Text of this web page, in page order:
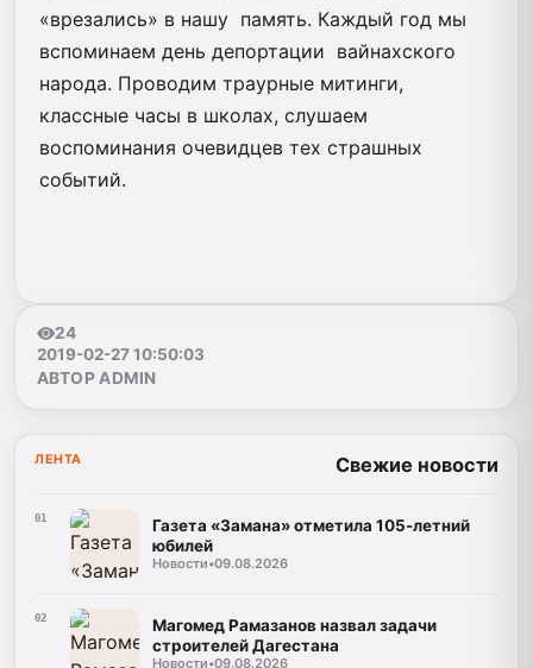
«врезались» в нашу память. Каждый год мы
вспоминаем день депортации вайнахского
народа. Проводим траурные митинги,
классные часы в школах, слушаем
воспоминания очевидцев тех страшных
событий.
24
2019-02-27 10:50:03
АВТОР ADMIN
ЛЕНТА Свежие новости
01
Газета «Замана» отметила 105-летний
юбилей
Новости•09.08.2026
02
Магомед Рамазанов назвал задачи
строителей Дагестана
Новости•09.08.2026